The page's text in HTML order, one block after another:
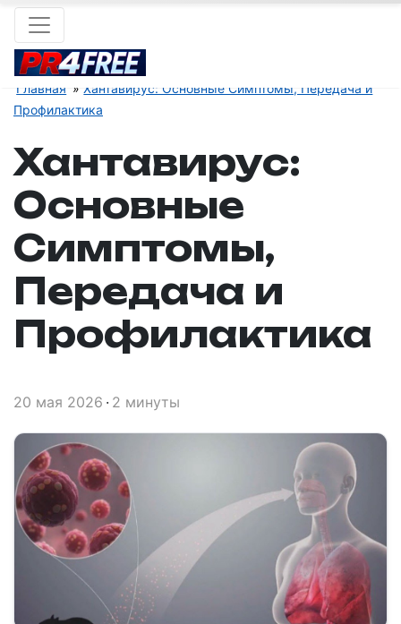
Главная
Хантавирус: Основные Симптомы, Передача и
Профилактика
Хантавирус:
Основные
Симптомы,
Передача и
Профилактика
20 мая 2026 2 минуты